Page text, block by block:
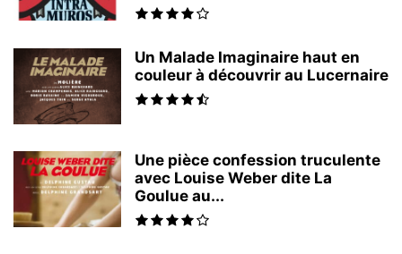
Un Malade Imaginaire haut en
couleur à découvrir au Lucernaire
Une pièce confession truculente
avec Louise Weber dite La
Goulue au...